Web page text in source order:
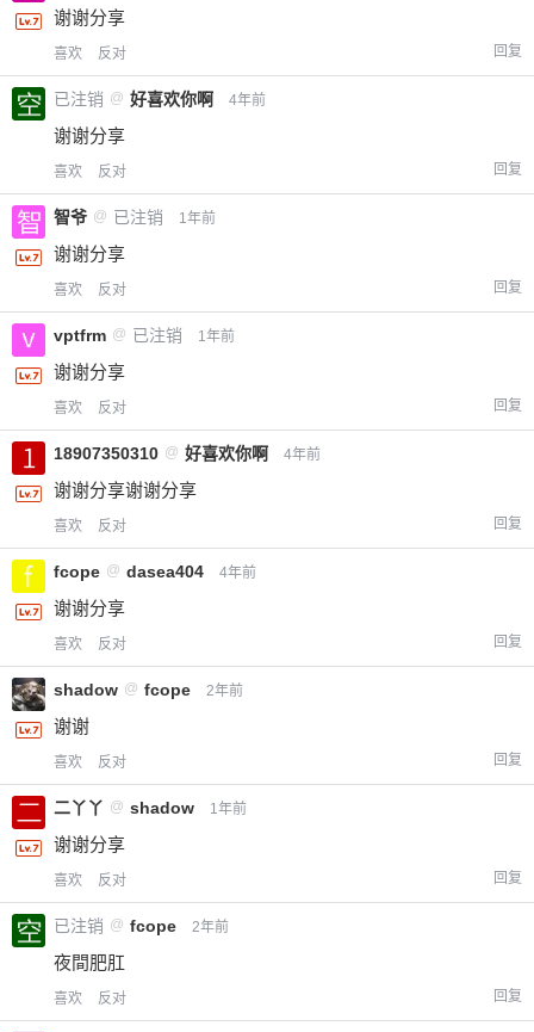
谢谢分享
喜欢 反对 回复
已注销 @ 好喜欢你啊 4年前
谢谢分享
喜欢 反对 回复
智爷 @ 已注销 1年前
谢谢分享
喜欢 反对 回复
vptfrm @ 已注销 1年前
谢谢分享
喜欢 反对 回复
18907350310 @ 好喜欢你啊 4年前
谢谢分享谢谢分享
喜欢 反对 回复
fcope @ dasea404 4年前
谢谢分享
喜欢 反对 回复
shadow @ fcope 2年前
谢谢
喜欢 反对 回复
二丫丫 @ shadow 1年前
谢谢分享
喜欢 反对 回复
已注销 @ fcope 2年前
夜間肥肛
喜欢 反对 回复